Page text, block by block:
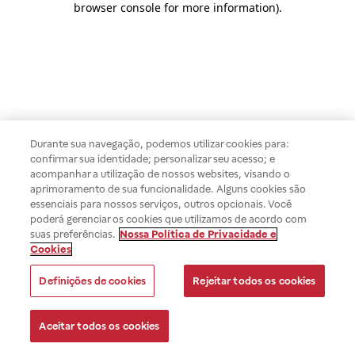
browser console for more information).
Durante sua navegação, podemos utilizar cookies para:
confirmar sua identidade; personalizar seu acesso; e
acompanhar a utilização de nossos websites, visando o
aprimoramento de sua funcionalidade. Alguns cookies são
essenciais para nossos serviços, outros opcionais. Você
poderá gerenciar os cookies que utilizamos de acordo com
suas preferências. Nossa Política de Privacidade e
Cookies
Definições de cookies Rejeitar todos os cookies
Aceitar todos os cookies